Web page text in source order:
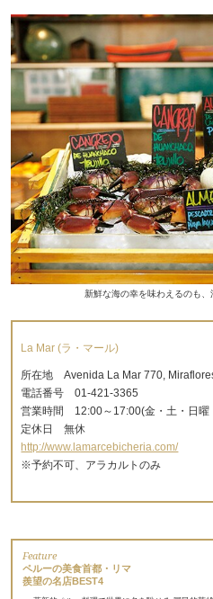
新鮮な海の幸を味わえるのも、
La Mar (ラ・マール)
所在地 Avenida La Mar 770,
電話番号 01-421-3365
営業時間 12:00～17:00(金・土・日曜
定休日 無休
http://www.lamarcebicheria.com/
※予約不可、アラカルトのみ
Feature
ペルーの美食首都・リマ
羨望の名店BEST4